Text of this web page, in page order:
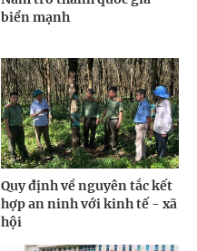
biển mạnh
Quy định về nguyên tắc kết
hợp an ninh với kinh tế - xã
hội